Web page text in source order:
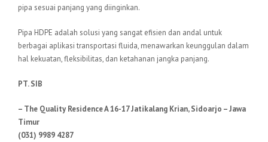
pipa sesuai panjang yang diinginkan.
Pipa HDPE adalah solusi yang sangat efisien dan andal untuk
berbagai aplikasi transportasi fluida, menawarkan keunggulan dalam
hal kekuatan, fleksibilitas, dan ketahanan jangka panjang.
PT. SIB
– The Quality Residence A 16-17 Jatikalang Krian, Sidoarjo – Jawa
Timur
(031) 9989 4287